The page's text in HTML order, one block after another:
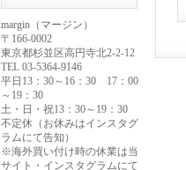
margin（マージン）
〒166-0002
東京都杉並区高円寺北2-2-12
TEL 03-5364-9146
平日13：30～16：30 17：00
～19：30
土・日・祝13：30～19：30
不定休（お休みはインスタグ
ラムにて告知）
※海外買い付け時の休業は当
サイト・インスタグラムにて